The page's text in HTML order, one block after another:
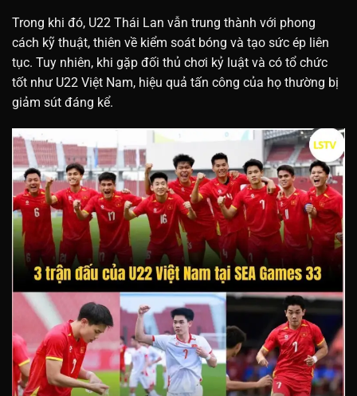
Trong khi đó, U22 Thái Lan vẫn trung thành với phong
cách kỹ thuật, thiên về kiểm soát bóng và tạo sức ép liên
tục. Tuy nhiên, khi gặp đối thủ chơi kỷ luật và có tổ chức
tốt như U22 Việt Nam, hiệu quả tấn công của họ thường bị
giảm sút đáng kể.